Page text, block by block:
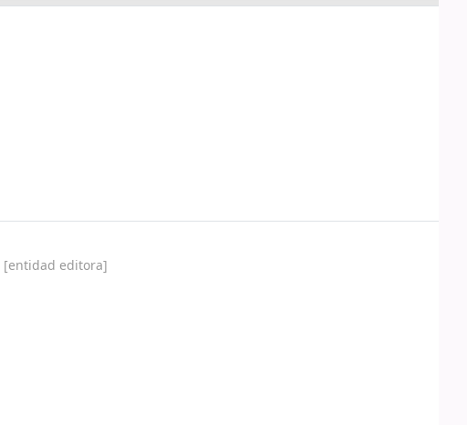
[entidad editora]